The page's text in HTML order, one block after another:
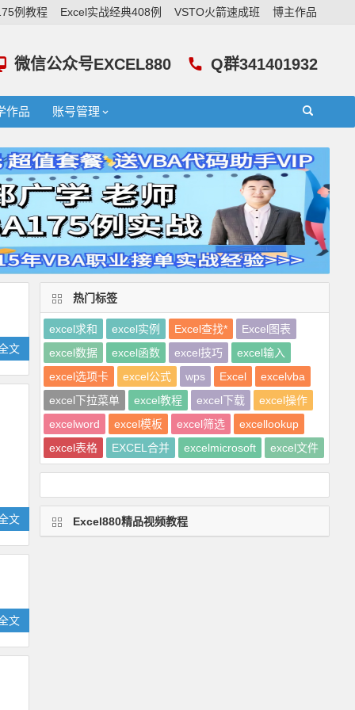
例教程 Excel实战经典408例 VSTO火箭速成班 博主作品
Q群341401932
微信公众号EXCEL880
作品 账号管理
文
文
文
热门标签
excel求和 excel实例 Excel查找*
Excel图表
excel数据
excel函数 excel技巧
excel输入
excel选项卡
excel公式 wps Excel
excelvba
excel下拉菜单
excel教程 excel下载
excel操作
excelword
excel模板 excel筛选
excellookup
excel表格
EXCEL合并 excelmicrosoft excel文件
Excel880精品视频教程